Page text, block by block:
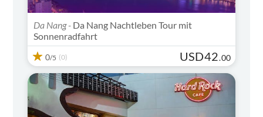
Da Nang - Da Nang Nachtleben Tour mit
Sonnenradfahrt
0/5 (0) USD42.00